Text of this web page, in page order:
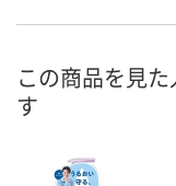
EP85721
在庫 あり
この商品を見
す